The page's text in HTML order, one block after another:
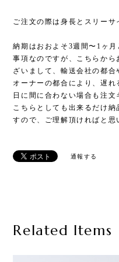
ご注文の際は身長とスリーサ
納期はおおよそ3週間〜1ヶ
事項なのですが、こちらか
ざいまして、輸送会社の都
オーナーの都合により、遅れ
日に間に合わない場合も注文
こちらとしても出来るだけ納
すので、ご理解頂ければと思
通報する
Related Items